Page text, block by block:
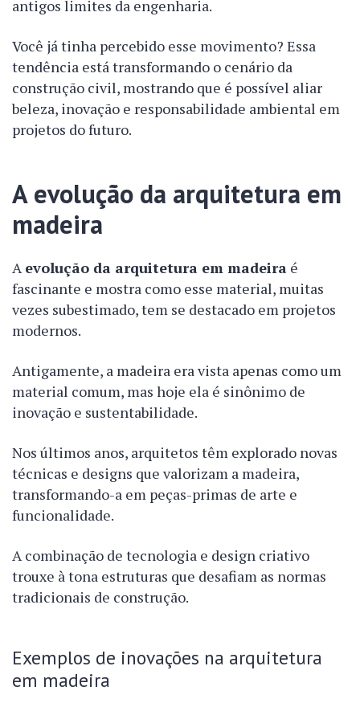
antigos limites da engenharia.
Você já tinha percebido esse movimento? Essa
tendência está transformando o cenário da
construção civil, mostrando que é possível aliar
beleza, inovação e responsabilidade ambiental em
projetos do futuro.
A evolução da arquitetura em
madeira
Aevolução da arquitetura em madeira é
fascinante e mostra como esse material, muitas
vezes subestimado, tem se destacado em projetos
modernos.
Antigamente, a madeira era vista apenas como um
material comum, mas hoje ela é sinônimo de
inovação e sustentabilidade.
Nos últimos anos, arquitetos têm explorado novas
técnicas e designs que valorizam a madeira,
transformando-a em peças-primas de arte e
funcionalidade.
A combinação de tecnologia e design criativo
trouxe à tona estruturas que desafiam as normas
tradicionais de construção.
Exemplos de inovações na arquitetura
em madeira